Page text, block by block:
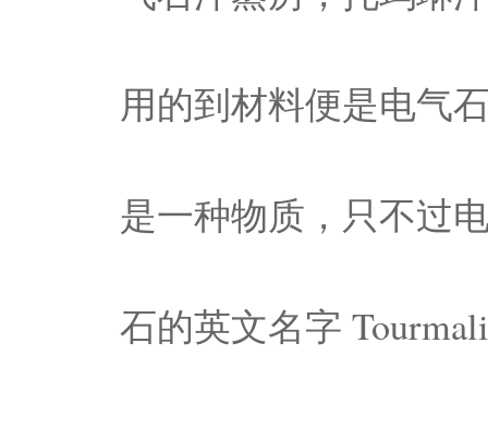
用的到材料便是电气
是一种物质，只不过
石的英文名字